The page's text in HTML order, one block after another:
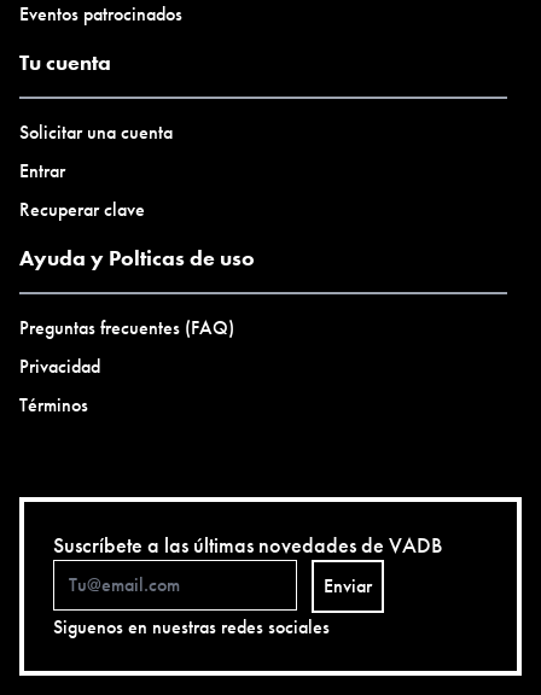
Eventos patrocinados
Tu cuenta
Solicitar una cuenta
Entrar
Recuperar clave
Ayuda y Polticas de uso
Preguntas frecuentes (FAQ)
Privacidad
Términos
Suscríbete a las últimas novedades de VADB
Enviar
Siguenos en nuestras redes sociales